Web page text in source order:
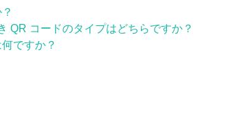
QR コードのタイプはどちらですか？
ですか？